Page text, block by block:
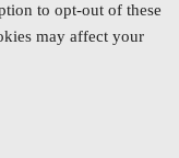
to opt-out of these
may affect your